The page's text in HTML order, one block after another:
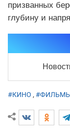
призванных
глубину и
#КИНО ,